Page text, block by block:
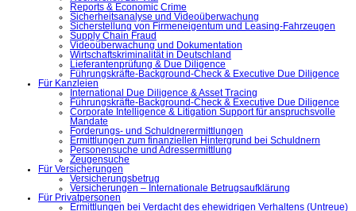
Reports & Economic Crime
Sicherheitsanalyse und Videoüberwachung
Sicherstellung von Firmeneigentum und Leasing-Fahrzeugen
Supply Chain Fraud
Videoüberwachung und Dokumentation
Wirtschaftskriminalität in Deutschland
Lieferantenprüfung & Due Diligence
Führungskräfte-Background-Check & Executive Due Diligence
Für Kanzleien
International Due Diligence & Asset Tracing
Führungskräfte-Background-Check & Executive Due Diligence
Corporate Intelligence & Litigation Support für anspruchsvolle
Mandate
Forderungs- und Schuldnerermittlungen
Ermittlungen zum finanziellen Hintergrund bei Schuldnern
Personensuche und Adressermittlung
Zeugensuche
Für Versicherungen
Versicherungsbetrug
Versicherungen – Internationale Betrugsaufklärung
Für Privatpersonen
Ermittlungen bei Verdacht des ehewidrigen Verhaltens (Untreue)